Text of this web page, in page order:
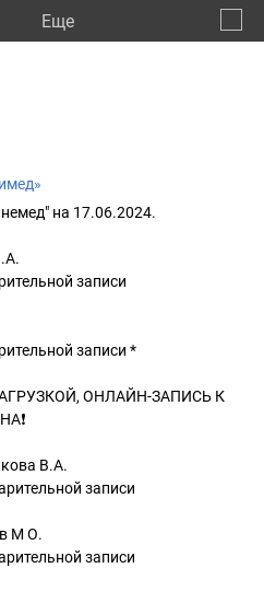
Eще
на 17.06.2024.
записи
записи *
ОНЛАЙН-ЗАПИСЬ К
В.А.
записи
М О.
записи